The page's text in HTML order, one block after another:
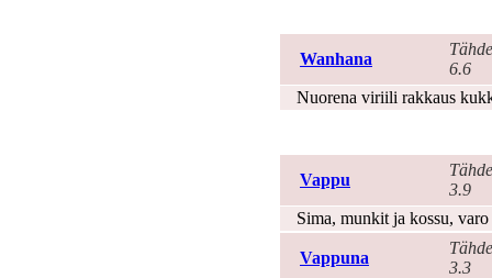
Wanhana
6.6
Nuorena viriili rakkaus
Vappu
3.9
Sima, munkit ja kossu,
Vappuna
3.3